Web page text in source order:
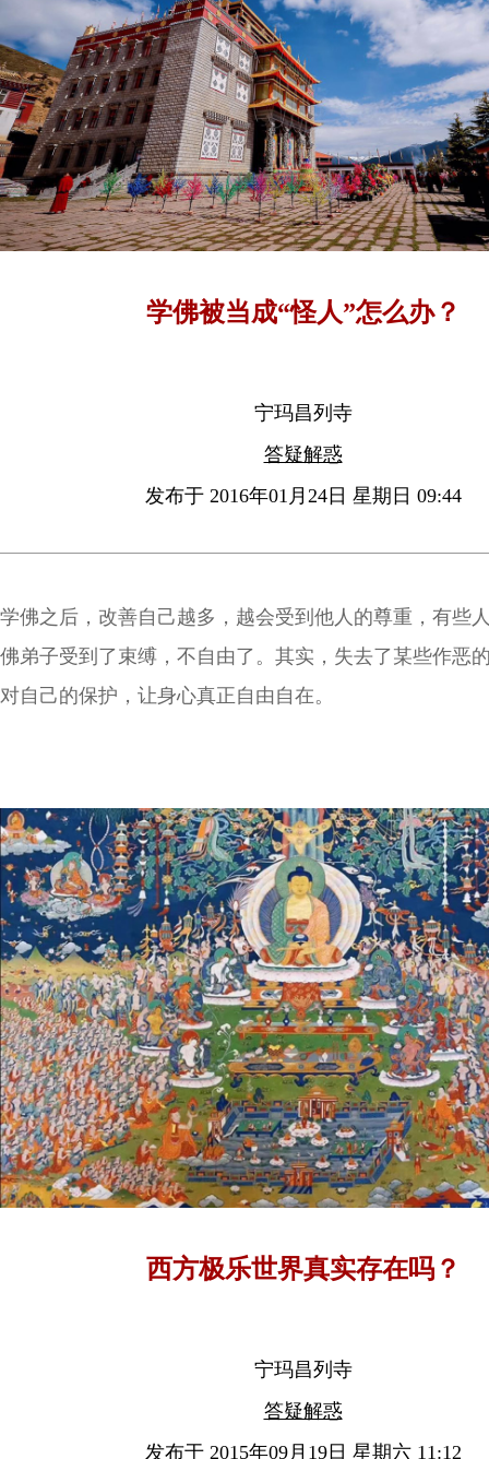
学佛被当成“怪人”怎么办？
宁玛昌列寺
答疑解惑
发布于 2016年01月24日 星期日 09:44
学佛之后，改善自己越多，越会受到他人的尊重，有些
佛弟子受到了束缚，不自由了。其实，失去了某些作恶
对自己的保护，让身心真正自由自在。
西方极乐世界真实存在吗？
宁玛昌列寺
答疑解惑
发布于 2015年09月19日 星期六 11:12